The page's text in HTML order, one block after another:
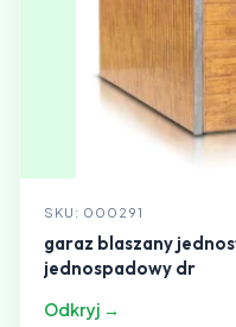
SKU: 000291
garaz blaszany
jednospadowy dr
Odkryj →